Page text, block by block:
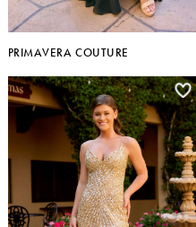
PRIMAVERA COUTURE